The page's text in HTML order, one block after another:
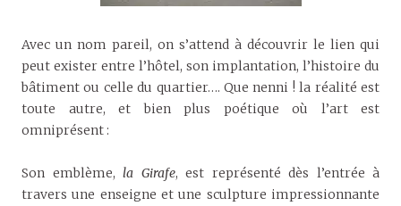
Avec un nom pareil, on s’attend à découvrir le lien qui
peut exister entre l’hôtel, son implantation, l’histoire du
bâtiment ou celle du quartier…. Que nenni ! la réalité est
toute autre, et bien plus poétique où l’art est
omniprésent :
Son emblème, la Girafe, est représenté dès l’entrée à
travers une enseigne et une sculpture impressionnante